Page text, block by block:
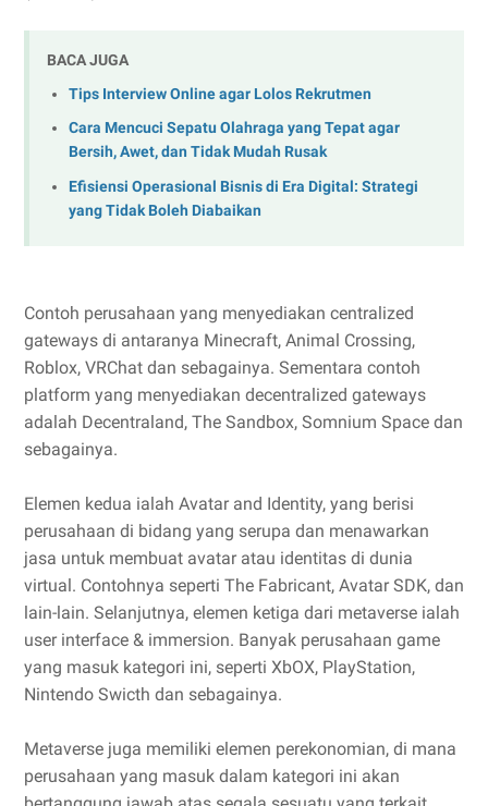
BACA JUGA
Tips Interview Online agar Lolos Rekrutmen
Cara Mencuci Sepatu Olahraga yang Tepat agar
Bersih, Awet, dan Tidak Mudah Rusak
Efisiensi Operasional Bisnis di Era Digital: Strategi
yang Tidak Boleh Diabaikan
Contoh perusahaan yang menyediakan centralized
gateways di antaranya Minecraft, Animal Crossing,
Roblox, VRChat dan sebagainya. Sementara contoh
platform yang menyediakan decentralized gateways
adalah Decentraland, The Sandbox, Somnium Space dan
sebagainya.
Elemen kedua ialah Avatar and Identity, yang berisi
perusahaan di bidang yang serupa dan menawarkan
jasa untuk membuat avatar atau identitas di dunia
virtual. Contohnya seperti The Fabricant, Avatar SDK, dan
lain-lain. Selanjutnya, elemen ketiga dari metaverse ialah
user interface & immersion. Banyak perusahaan game
yang masuk kategori ini, seperti XbOX, PlayStation,
Nintendo Swicth dan sebagainya.
Metaverse juga memiliki elemen perekonomian, di mana
perusahaan yang masuk dalam kategori ini akan